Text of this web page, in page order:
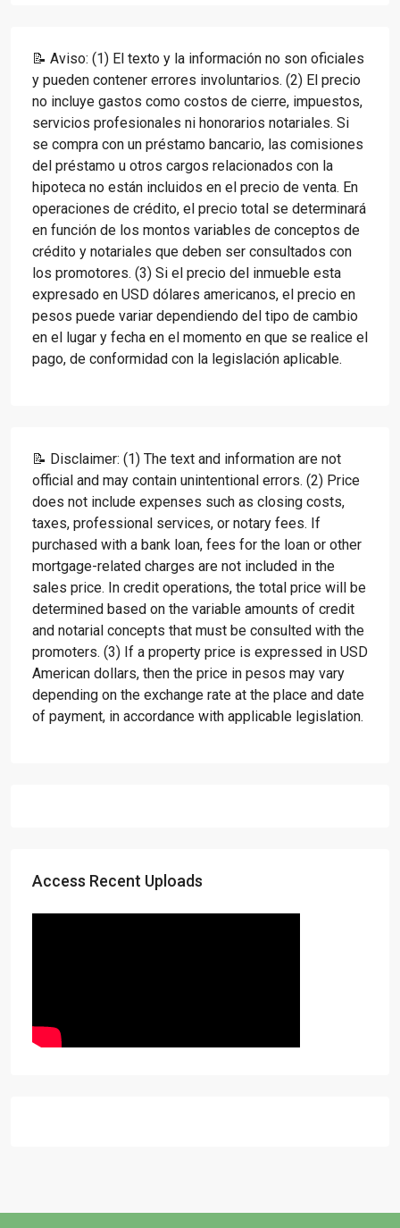
📝 Aviso: (1) El texto y la información no son oficiales
y pueden contener errores involuntarios. (2) El precio
no incluye gastos como costos de cierre, impuestos,
servicios profesionales ni honorarios notariales. Si
se compra con un préstamo bancario, las comisiones
del préstamo u otros cargos relacionados con la
hipoteca no están incluidos en el precio de venta. En
operaciones de crédito, el precio total se determinará
en función de los montos variables de conceptos de
crédito y notariales que deben ser consultados con
los promotores. (3) Si el precio del inmueble esta
expresado en USD dólares americanos, el precio en
pesos puede variar dependiendo del tipo de cambio
en el lugar y fecha en el momento en que se realice el
pago, de conformidad con la legislación aplicable.
📝 Disclaimer: (1) The text and information are not
official and may contain unintentional errors. (2) Price
does not include expenses such as closing costs,
taxes, professional services, or notary fees. If
purchased with a bank loan, fees for the loan or other
mortgage-related charges are not included in the
sales price. In credit operations, the total price will be
determined based on the variable amounts of credit
and notarial concepts that must be consulted with the
promoters. (3) If a property price is expressed in USD
American dollars, then the price in pesos may vary
depending on the exchange rate at the place and date
of payment, in accordance with applicable legislation.
Access Recent Uploads